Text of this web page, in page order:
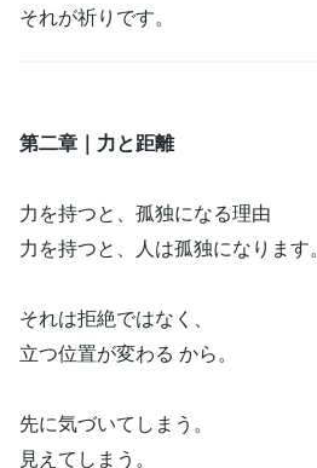
それが祈りです。
第二章｜力と距離
力を持つと、孤独になる理由
力を持つと、人は孤独になります。
それは拒絶ではなく、
立つ位置が変わる から。
先に気づいてしまう。
見えてしまう。